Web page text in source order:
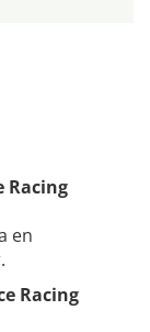
Racing
en
Racing